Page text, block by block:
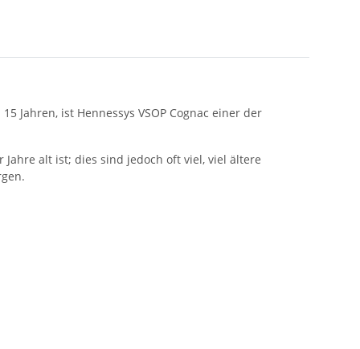
Jahren, ist Hennessys VSOP Cognac einer der
Jahre alt ist; dies sind jedoch oft viel, viel ältere